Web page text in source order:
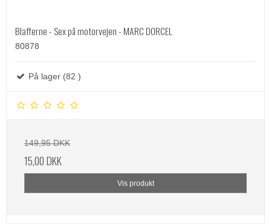
Blafferne - Sex på motorvejen - MARC DORCEL
80878
På lager (82 )
149,95 DKK
15,00 DKK
Vis produkt